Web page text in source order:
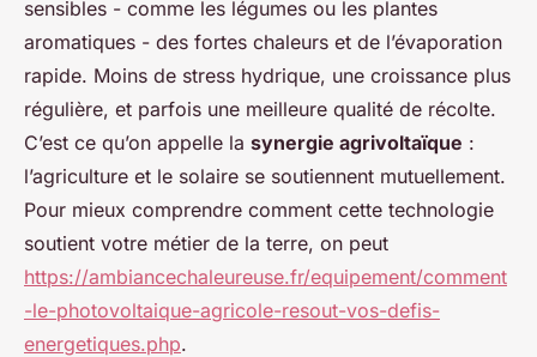
sensibles - comme les légumes ou les plantes
aromatiques - des fortes chaleurs et de l’évaporation
rapide. Moins de stress hydrique, une croissance plus
régulière, et parfois une meilleure qualité de récolte.
C’est ce qu’on appelle la synergie agrivoltaïque :
l’agriculture et le solaire se soutiennent mutuellement.
Pour mieux comprendre comment cette technologie
soutient votre métier de la terre, on peut
https://ambiancechaleureuse.fr/equipement/comment
-le-photovoltaique-agricole-resout-vos-defis-
energetiques.php.